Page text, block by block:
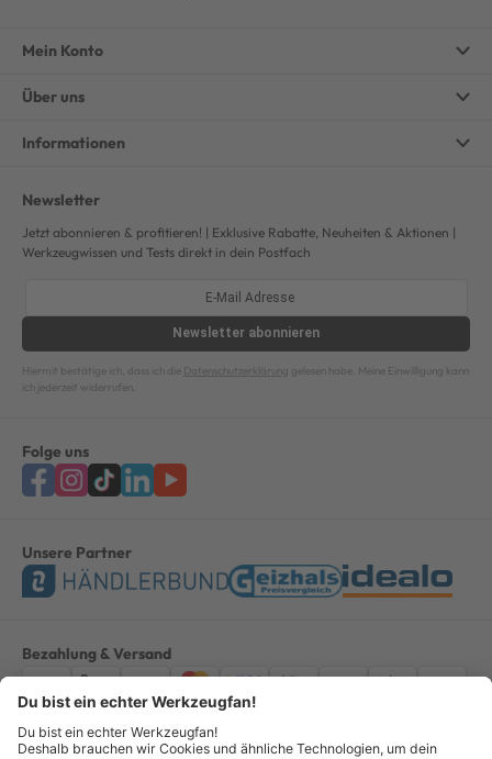
Mein Konto
Über uns
Informationen
Newsletter
Jetzt abonnieren & profitieren! | Exklusive Rabatte, Neuheiten & Aktionen |
Werkzeugwissen und Tests direkt in dein Postfach
Newsletter abonnieren
Hiermit bestätige ich, dass ich die Datenschutzerklärung gelesen habe. Meine Einwilligung kann
ich jederzeit widerrufen.
Folge uns
Unsere Partner
Bezahlung & Versand